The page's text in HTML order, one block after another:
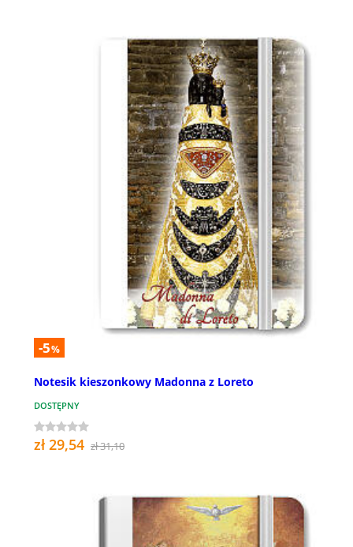
-5%
Notesik kieszonkowy Madonna z Loreto
DOSTĘPNY
zł 29,54 zł 31,10